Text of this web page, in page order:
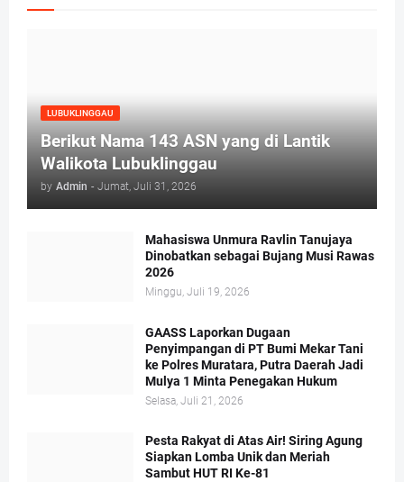
LUBUKLINGGAU
Berikut Nama 143 ASN yang di Lantik
Walikota Lubuklinggau
by Admin - Jumat, Juli 31, 2026
Mahasiswa Unmura Ravlin Tanujaya
Dinobatkan sebagai Bujang Musi Rawas
2026
Minggu, Juli 19, 2026
GAASS Laporkan Dugaan
Penyimpangan di PT Bumi Mekar Tani
ke Polres Muratara, Putra Daerah Jadi
Mulya 1 Minta Penegakan Hukum
Selasa, Juli 21, 2026
Pesta Rakyat di Atas Air! Siring Agung
Siapkan Lomba Unik dan Meriah
Sambut HUT RI Ke-81